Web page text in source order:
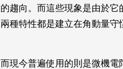
的趨向。而這些現象是由於
兩種特性都是建立在角動量守
而現今普遍使用的則是微機電